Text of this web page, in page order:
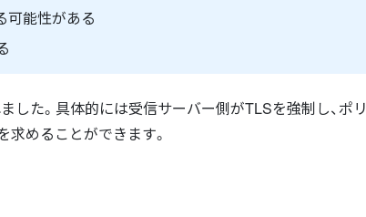
可能性がある
た。具体的には受信サーバー側がTLSを強制し、ポ
めることができます。